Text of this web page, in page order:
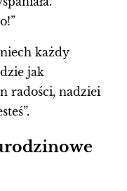
każdy
jak
radości, nadziei